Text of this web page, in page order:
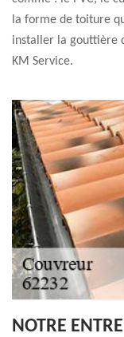
la forme de toiture
installer la gouttière
KM Service.
NOTRE